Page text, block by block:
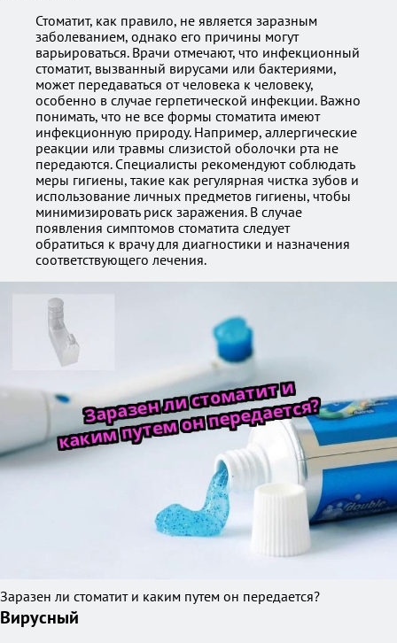
Стоматит, как правило, не является заразным
заболеванием, однако его причины могут
варьироваться. Врачи отмечают, что инфекционный
стоматит, вызванный вирусами или бактериями,
может передаваться от человека к человеку,
особенно в случае герпетической инфекции. Важно
понимать, что не все формы стоматита имеют
инфекционную природу. Например, аллергические
реакции или травмы слизистой оболочки рта не
передаются. Специалисты рекомендуют соблюдать
меры гигиены, такие как регулярная чистка зубов и
использование личных предметов гигиены, чтобы
минимизировать риск заражения. В случае
появления симптомов стоматита следует
обратиться к врачу для диагностики и назначения
соответствующего лечения.
Заразен ли стоматит и каким путем он передается?
Вирусный